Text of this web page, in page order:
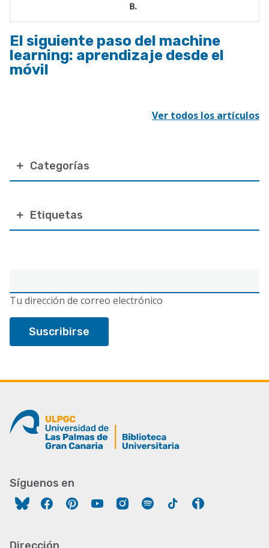
electrónico
Tu dirección de correo electrónico
Categorías
Etiquetas
El siguiente paso del machine
learning: aprendizaje desde el
móvil
Ver todos los artículos
Síguenos en
FacebookPinterestYouTubeInstagram
Spotify Tiktok